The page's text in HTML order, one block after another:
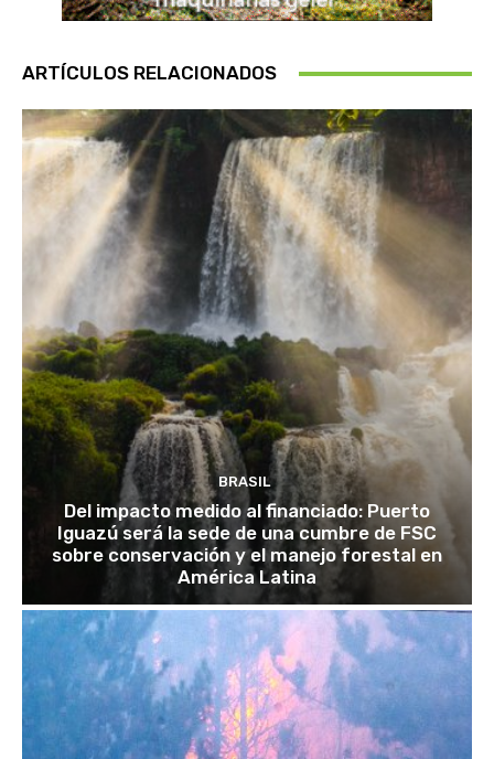
ARTÍCULOS RELACIONADOS
BRASIL
Del impacto medido al financiado: Puerto
Iguazú será la sede de una cumbre de FSC
sobre conservación y el manejo forestal en
América Latina